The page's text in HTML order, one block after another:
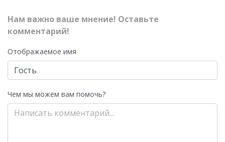
Нам важно ваше мнение! Оставьте
комментарий!
Отображаемое имя
Чем мы можем вам помочь?